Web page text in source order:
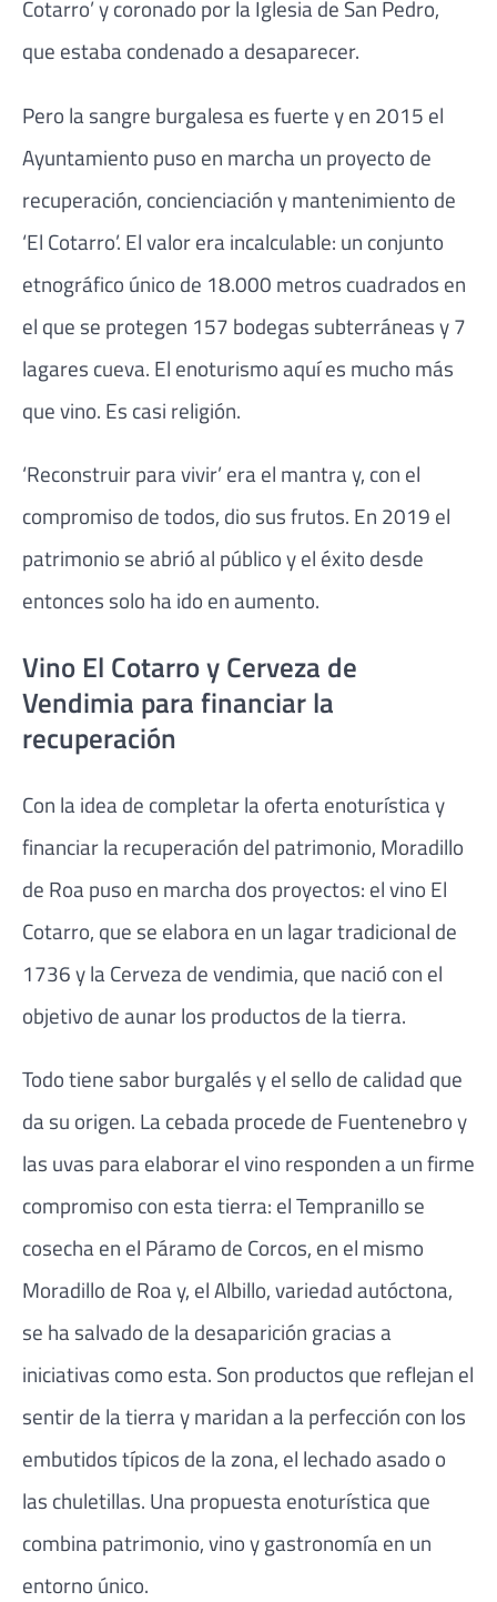
Cotarro’ y coronado por la Iglesia de San Pedro,
que estaba condenado a desaparecer.
Pero la sangre burgalesa es fuerte y en 2015 el
Ayuntamiento puso en marcha un proyecto de
recuperación, concienciación y mantenimiento de
‘El Cotarro’. El valor era incalculable: un conjunto
etnográfico único de 18.000 metros cuadrados en
el que se protegen 157 bodegas subterráneas y 7
lagares cueva. El enoturismo aquí es mucho más
que vino. Es casi religión.
‘Reconstruir para vivir’ era el mantra y, con el
compromiso de todos, dio sus frutos. En 2019 el
patrimonio se abrió al público y el éxito desde
entonces solo ha ido en aumento.
Vino El Cotarro y Cerveza de
Vendimia para financiar la
recuperación
Con la idea de completar la oferta enoturística y
financiar la recuperación del patrimonio, Moradillo
de Roa puso en marcha dos proyectos: el vino El
Cotarro, que se elabora en un lagar tradicional de
1736 y la Cerveza de vendimia, que nació con el
objetivo de aunar los productos de la tierra.
Todo tiene sabor burgalés y el sello de calidad que
da su origen. La cebada procede de Fuentenebro y
las uvas para elaborar el vino responden a un firme
compromiso con esta tierra: el Tempranillo se
cosecha en el Páramo de Corcos, en el mismo
Moradillo de Roa y, el Albillo, variedad autóctona,
se ha salvado de la desaparición gracias a
iniciativas como esta. Son productos que reflejan el
sentir de la tierra y maridan a la perfección con los
embutidos típicos de la zona, el lechado asado o
las chuletillas. Una propuesta enoturística que
combina patrimonio, vino y gastronomía en un
entorno único.